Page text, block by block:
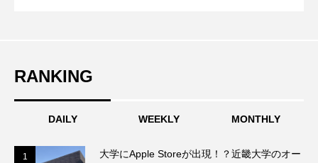
ても活動。情報伝達、表現、プロデュースの三軸で多
角的に活動中。この番組ではよく喋る。
ディング開始
RANKING
DAILY WEEKLY MONTHLY
1
大学にApple Storeが出現！？近畿大学のオー